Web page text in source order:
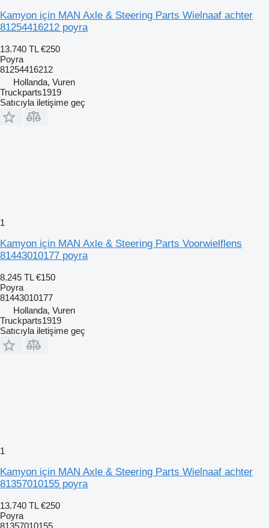
Kamyon için MAN Axle & Steering Parts Wielnaaf achter
81254416212 poyra
13.740 TL €250
Poyra
81254416212
Hollanda, Vuren
Truckparts1919
Satıcıyla iletişime geç
1
Kamyon için MAN Axle & Steering Parts Voorwielflens
81443010177 poyra
8.245 TL €150
Poyra
81443010177
Hollanda, Vuren
Truckparts1919
Satıcıyla iletişime geç
1
Kamyon için MAN Axle & Steering Parts Wielnaaf achter
81357010155 poyra
13.740 TL €250
Poyra
81357010155